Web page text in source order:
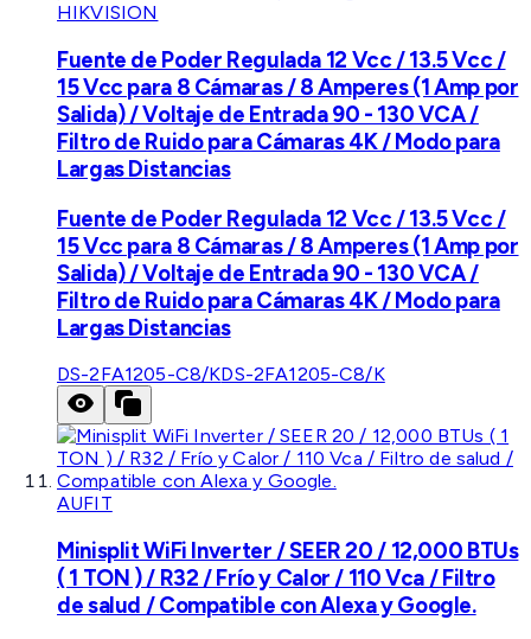
HIKVISION
Fuente de Poder Regulada 12 Vcc / 13.5 Vcc /
15 Vcc para 8 Cámaras / 8 Amperes (1 Amp por
Salida) / Voltaje de Entrada 90 - 130 VCA /
Filtro de Ruido para Cámaras 4K / Modo para
Largas Distancias
Fuente de Poder Regulada 12 Vcc / 13.5 Vcc /
15 Vcc para 8 Cámaras / 8 Amperes (1 Amp por
Salida) / Voltaje de Entrada 90 - 130 VCA /
Filtro de Ruido para Cámaras 4K / Modo para
Largas Distancias
DS-2FA1205-C8/KDS-2FA1205-C8/K
AUFIT
Minisplit WiFi Inverter / SEER 20 / 12,000 BTUs
( 1 TON ) / R32 / Frío y Calor / 110 Vca / Filtro
de salud / Compatible con Alexa y Google.